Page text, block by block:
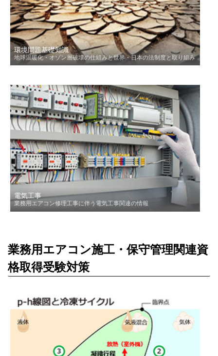
環境問題基礎知識
地球温暖化・オゾン層破壊の仕組みと世界・日本の法制度と取り組み
電気工事
業務用エアコン修理工事に伴う電気工事関連の情報
業務用エアコン施工・保守管理関連資
格取得受験対策